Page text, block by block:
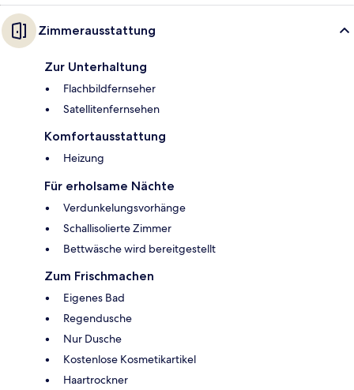
Zimmerausstattung
Zur Unterhaltung
Flachbildfernseher
Satellitenfernsehen
Komfortausstattung
Heizung
Für erholsame Nächte
Verdunkelungsvorhänge
Schallisolierte Zimmer
Bettwäsche wird bereitgestellt
Zum Frischmachen
Eigenes Bad
Regendusche
Nur Dusche
Kostenlose Kosmetikartikel
Haartrockner